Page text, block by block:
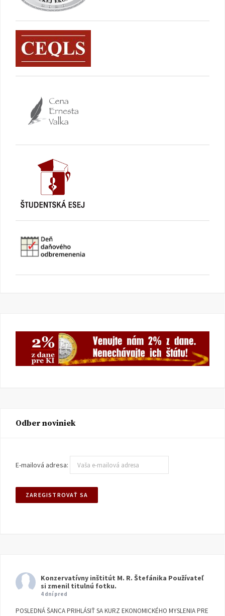
Odber noviniek
E-mailová adresa:
Konzervatívny inštitút M. R. Štefánika Používateľ
si zmenil titulnú fotku.
4 dní pred
POSLEDNÁ ŠANCA PRIHLÁSIŤ SA KURZ EKONOMICKÉHO MYSLENIA PRE